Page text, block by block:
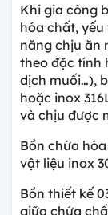
Khi gia công
hóa chất,
năng chịu ăn
theo đặc tính
dịch muối…),
hoặc inox
và chịu được
Bồn chứa
vật liệu inox
Bồn thiết kế
giữa chứa